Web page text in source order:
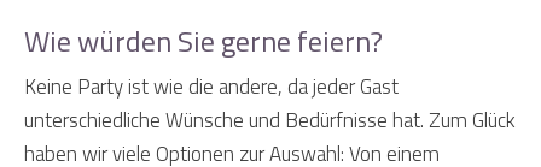
Wie würden Sie gerne feiern?
Keine Party ist wie die andere, da jeder Gast
unterschiedliche Wünsche und Bedürfnisse hat. Zum Glück
haben wir viele Optionen zur Auswahl: Von einem